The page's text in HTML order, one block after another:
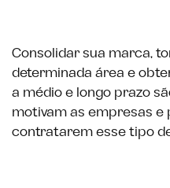
Consolidar sua marca,
determinada área e
a médio e longo prazo
motivam as empresas e
contratarem esse tipo